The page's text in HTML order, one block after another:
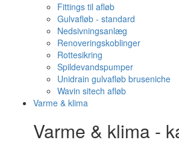
Fittings til afløb
Gulvafløb - standard
Nedsivningsanlæg
Renoveringskoblinger
Rottesikring
Spildevandspumper
Unidrain gulvafløb bruseniche
Wavin sitech afløb
Varme & klima
Varme & klima -